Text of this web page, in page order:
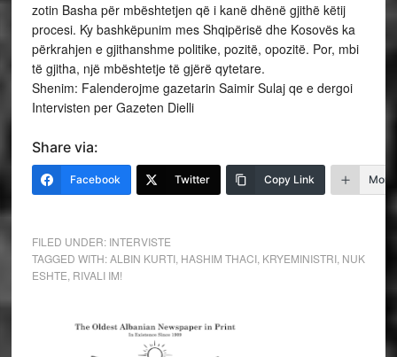
zotin Basha për mbështetjen që i kanë dhënë gjithë këtij
procesi. Ky bashkëpunim mes Shqipërisë dhe Kosovës ka
përkrahjen e gjithanshme politike, pozitë, opozitë. Por, mbi
të gjitha, një mbështetje të gjërë qytetare.
Shenim: Falenderojme gazetarin Saimir Sulaj qe e dergoi
Intervisten per Gazeten Dielli
Share via:
Facebook Twitter Copy Link More
FILED UNDER: INTERVISTE
TAGGED WITH:ALBIN KURTI, HASHIM THACI, KRYEMINISTRI, NUK
ESHTE RIVALI IM!